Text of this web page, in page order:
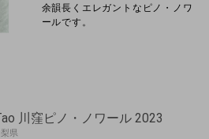
余韻長くエレガントなピノ・ノワ
ールです。
川窪ピノ・ノワール 2023
県